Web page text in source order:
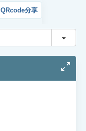
QRcode分享
切換